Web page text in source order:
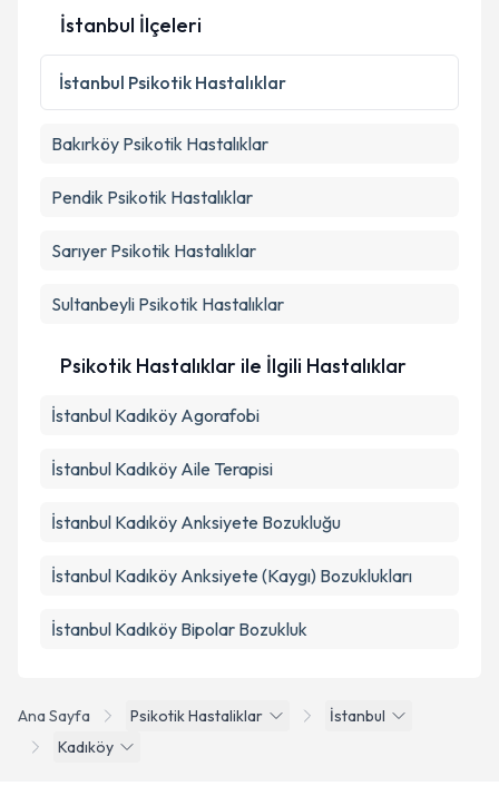
Kişisel verilerimin işlenmesine ilişkin
Metni'ni okudum ve kişisel verilerimin belirtilen
Takvim Talebini Gönder
Ana Sayfa Psikotik Hastaliklar
İstanbul
Kadıköy
İstanbul İlçeleri
İstanbul Psikotik Hastalıklar
Bakırköy Psikotik Hastalıklar
Pendik Psikotik Hastalıklar
Sarıyer Psikotik Hastalıklar
Sultanbeyli Psikotik Hastalıklar
Psikotik Hastalıklar ile İlgili Hastalıklar
İstanbul Kadıköy Agorafobi
İstanbul Kadıköy Aile Terapisi
İstanbul Kadıköy Anksiyete Bozukluğu
İstanbul Kadıköy Anksiyete (Kaygı) Bozuklukları
İstanbul Kadıköy Bipolar Bozukluk